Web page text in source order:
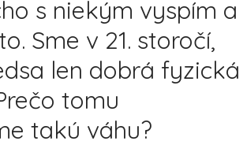
s niekým vyspím a
Sme v 21. storočí,
len dobrá fyzická
tomu
takú váhu?